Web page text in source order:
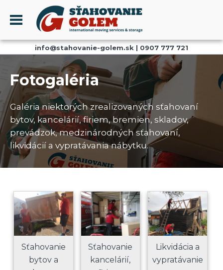
Menu
PROFIL
SŤAHOVANIE - SŤAHOVACIE SLUŽBY
DOPRAVA - DOPRAVNÉ SLUŽBY
AKCIE A ZĽAVY
SKLADOVANIE
REFERENCIE
CENNÍK
KONTAKT
info@stahovanie-golem.sk | 0907 777 721
Fotogaléria
Galéria niektorých zrealizovaných sťahovaní
bytov, kancelárií, firiem, bremien, skladov,
prevádzok, medzinárodných sťahovaní,
likvidácií a vypratávania nábytku.
Sťahovanie
bytov a
Sťahovanie
kancelárií,
Likvidácia a
vypratávanie